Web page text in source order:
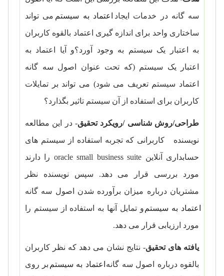
سه گانه در خدمات ایجاد اعتماد به سیستممی تواند
ساختاری واحد برای اندازه گیری اعتماد بالقوه کاربران
به اعتبار یک سیستم به وجود آورد؟و آیا اعتماد به
اعتبار یک سیستم (که تحت عنوان اصول سه گانه
اعتماد سیستم تعریف می شود) می تواند بر تمایلات
کاربران برای استفاده از آن سیستم تاثیر بگذارد؟
طراحی/روش شناسی /رویکرد تحقیق- در این مطالعه
نویسنده کاربرانی که تجربه استفاده از سیستم های
حسابداری آنلاین oracle small business suite را دارند
مورد بررسی قرار می دهد. سپس نویسنده نظر
مشتریان درباره میزان برآورده شدن اصول سه گانه
اعتماد به سیستمو تمایل آنها به استفاده از سیستم را
مورد ارزیابی قرار می دهد.
یافته های تحقیق- نتایج نشان می دهد که نظر کاربران
بالقوه درباره اصول سه گانه اعتماد به سیستمبر روی